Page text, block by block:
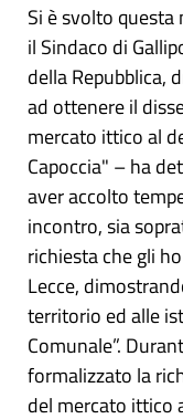
Si è svolto
il Sindaco di
della Repubblica,
ad ottenere il
mercato ittico al
Capoccia" – ha
aver accolto
incontro, sia
richiesta che gli
Lecce,
territorio ed alle
Comunale”.
formalizzato la
del mercato ittico